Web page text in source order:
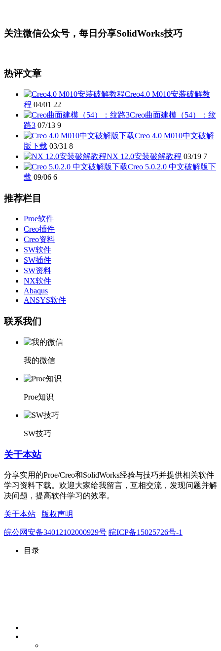
关注微信公众号，每日分享SolidWorks技巧
热评文章
Creo4.0 M010安装破解教
程 04/01 22
Creo曲面建模（54）：纹
路3 07/13 9
Creo 4.0 M010中文破解
版下载 03/31 8
NX 12.0安装破解教程 03/19 7
Creo 5.0.2.0 中文破解版下
载 09/06 6
推荐栏目
Proe软件
Creo插件
Creo资料
SW软件
SW插件
SW资料
NX软件
Abaqus
ANSYS软件
联系我们
我的微信
Proe知识
SW技巧
关于本站
分享实用的Proe/Creo和SolidWorks经验与技巧并提供相关软件
学习资料下载。欢迎大家给我留言，互相交流，发现问题并解
决问题，提高软件学习的效率。
关于本站 版权声明
皖公网安备34012102000929号 皖ICP备15025726号-1
目录